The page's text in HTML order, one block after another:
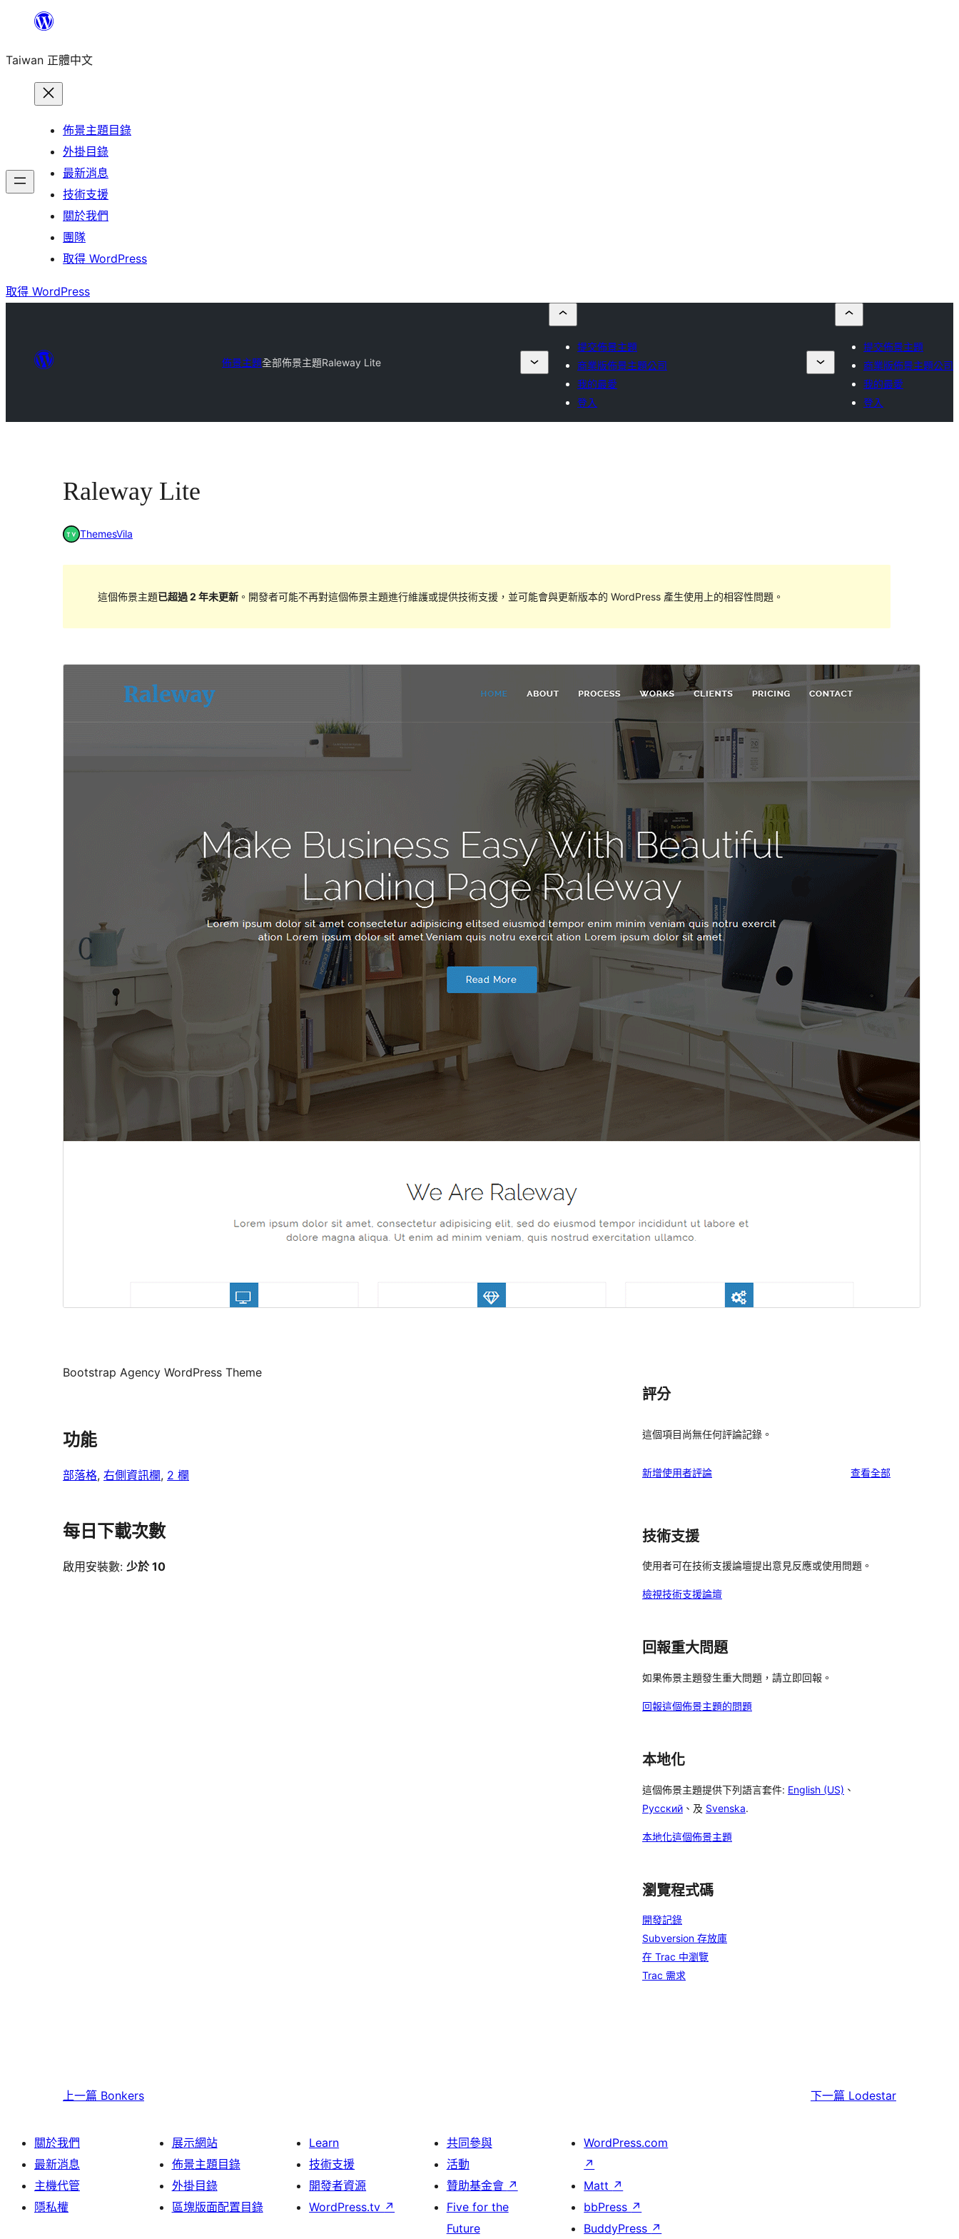
主
Taiwan 正體中文
佈景主題目錄
外掛目錄
最新消息
技術支援
關於我們
團隊
取得 WordPress
取得 WordPress
佈景主題全部佈景主題Raleway Lite
提交佈景主題
商業版佈景主題公司
我的最愛
登入
提交佈景主題
商業版佈景主題公司
我的最愛
登入
Raleway Lite
ThemesVila
這個佈景主題已超過 2 年未更新。開發者可能不再對這個佈景主題進行維護或提供技術支援，並可能會與更新版本的 WordPress 產生使用上的相容性問題。
預覽下載
最後更新
啟用安裝數
PHP 版本需求
佈景主題首頁
Bootstrap Agency WordPress Theme
功能
部落格, 右側資訊欄, 2 欄
每日下載次數
啟用安裝數: 少於 10
評分
這個項目尚無任何評論記錄。
新增使用者評論 查看全部使
技術支援
使用者可在技術支援論壇提出意見反應或使用問題。
檢視技術支援論壇
回報重大問題
如果佈景主題發生重大問題，請立即回報。
回報這個佈景主題的問題
本地化
這個佈景主題提供下列語言套件: English (US) 、
Русский 、及 Svenska.
本地化這個佈景主題
瀏覽程式碼
開發記錄
Subversion 存放庫
在 Trac 中瀏覽
Trac 需求
上一篇 Bonkers 下一篇 Lodestar
關於我們
最新消息
主機代管
隱私權
展示網站
佈景主題目錄
外掛目錄
區塊版面配置目錄
Learn
技術支援
開發者資源
WordPress.tv ↗
共同參與
活動
贊助基金會 ↗
Five for the
Future
WordPress.com
↗
Matt ↗
bbPress ↗
BuddyPress ↗